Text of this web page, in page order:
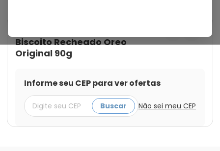
Biscoito Recheado Oreo
Original 90g
Informe seu CEP para ver ofertas
Buscar Não sei meu CEP